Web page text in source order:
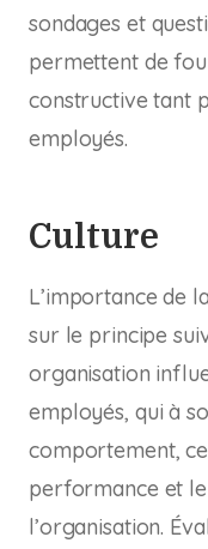
sondages et
permettent de
constructive tant
employés.
Culture
L’importance de
sur le principe
organisation
employés, qui à
comportement,
performance et
l’organisation.